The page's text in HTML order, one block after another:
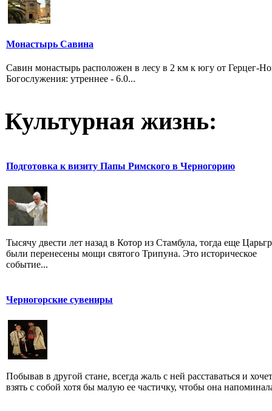
Монастырь Савина
Савин монастырь расположен в лесу в 2 км к югу от Герцег-
Богослужения: утреннее - 6.0...
Культурная жизнь:
Подготовка к визиту Папы Римского в Черногорию
Тысячу двести лет назад в Котор из Стамбула, тогда еще
были перенесены мощи святого Трипуна. Это историческое
событие...
Черногорские сувениры
Побывав в другой стане, всегда жаль с ней расставаться и
взять с собой хотя бы малую ее частичку, чтобы она